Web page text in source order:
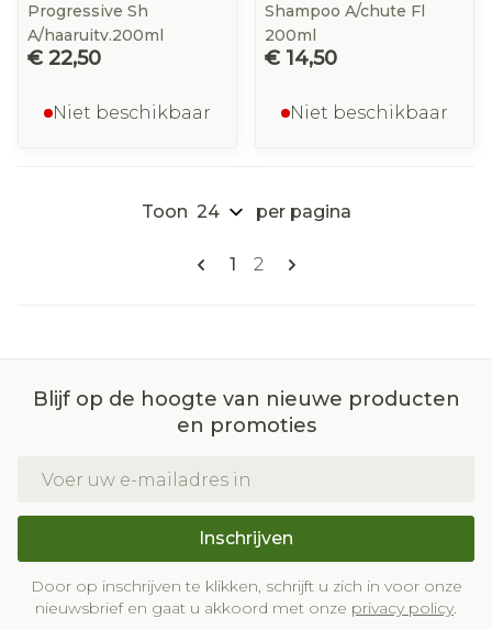
Progressive Sh
A/haaruitv.200ml
€ 22,50
Niet beschikbaar
Shampoo A/chute Fl
200ml
€ 14,50
Niet beschikbaar
Pagina's
U lees momenteel pagina
1 Pagina
2
Toon per pagina
Blijf op de hoogte van nieuwe producten
en promoties
Inschrijven
Door op inschrijven te klikken, schrijft u zich in voor onze
nieuwsbrief en gaat u akkoord met onze privacy policy.